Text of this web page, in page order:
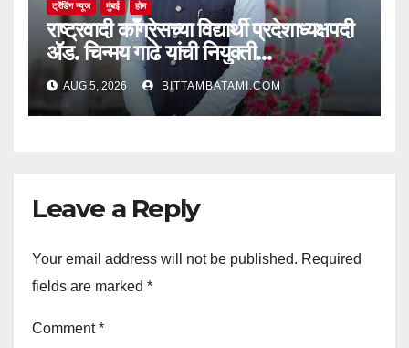
ट्रेंडिंग न्यूज मुंबई होम
राष्ट्रवादी काँग्रेसच्या विद्यार्थी प्रदेशाध्यक्षपदी
ॲड. चिन्मय गाढे यांची नियुक्ती…
AUG 5, 2026 BITTAMBATAMI.COM
Leave a Reply
Your email address will not be published. Required
fields are marked *
Comment*